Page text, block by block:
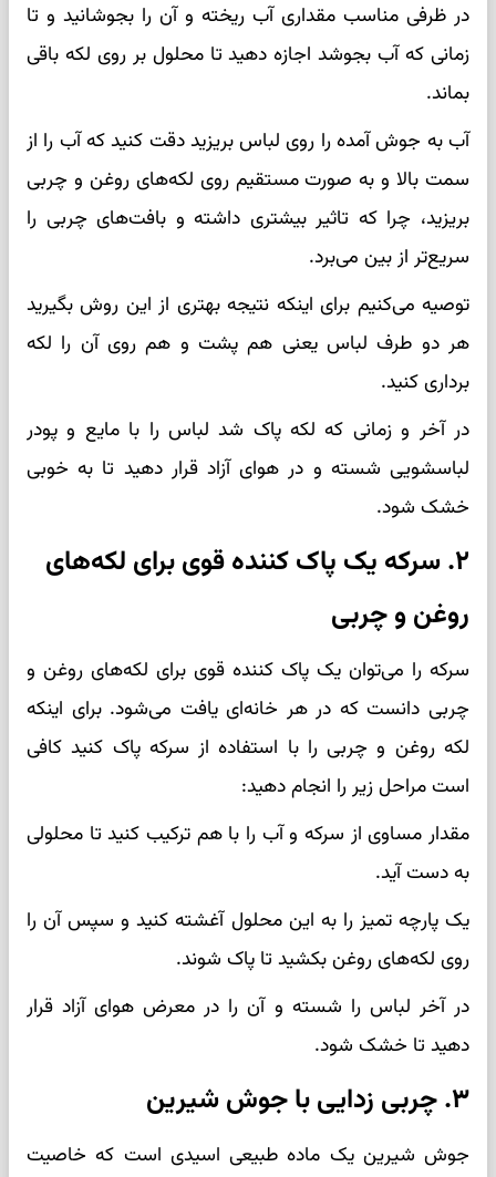
در ظرفی مناسب مقداری آب ریخته و آن را بجوشانید و تا
زمانی که آب بجوشد اجازه دهید تا محلول بر روی لکه باقی
بماند.
آب به جوش آمده را روی لباس بریزید دقت کنید که آب را از
سمت بالا و به صورت مستقیم روی لکه‌های روغن و چربی
بریزید، چرا که تاثیر بیشتری داشته و بافت‌های چربی را
سریع‌تر از بین می‌برد.
توصیه می‌کنیم برای اینکه نتیجه بهتری از این روش بگیرید
هر دو طرف لباس یعنی هم پشت و هم روی آن را لکه
برداری کنید.
در آخر و زمانی که لکه پاک شد لباس را با مایع و پودر
لباسشویی شسته و در هوای آزاد قرار دهید تا به خوبی
خشک شود.
۲. سرکه یک پاک کننده قوی برای لکه‌های
روغن و چربی
سرکه را می‌توان یک پاک کننده قوی برای لکه‌های روغن و
چربی دانست که در هر خانه‌ای یافت می‌شود. برای اینکه
لکه روغن و چربی را با استفاده از سرکه پاک کنید کافی
است مراحل زیر را انجام دهید:
مقدار مساوی از سرکه و آب را با هم ترکیب کنید تا محلولی
به دست آید.
یک پارچه تمیز را به این محلول آغشته کنید و سپس آن را
روی لکه‌های روغن بکشید تا پاک شوند.
در آخر لباس را شسته و آن را در معرض هوای آزاد قرار
دهید تا خشک شود.
۳. چربی زدایی با جوش شیرین
جوش شیرین یک ماده طبیعی اسیدی است که خاصیت